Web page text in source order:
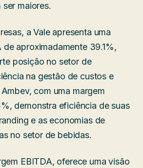
maiores.
a Vale apresenta uma
de aproximadamente 39.1%,
posição no setor de
na gestão de custos e
com uma margem
demonstra eficiência de suas
e as economias de
no setor de bebidas.
EBITDA, oferece uma visão